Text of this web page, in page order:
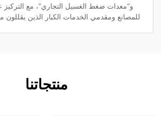
ضغط الغسيل التجاري"، مع التركيز على الاعتمادية
الخدمات الكبار الذين يقللون من وقت التوقف.